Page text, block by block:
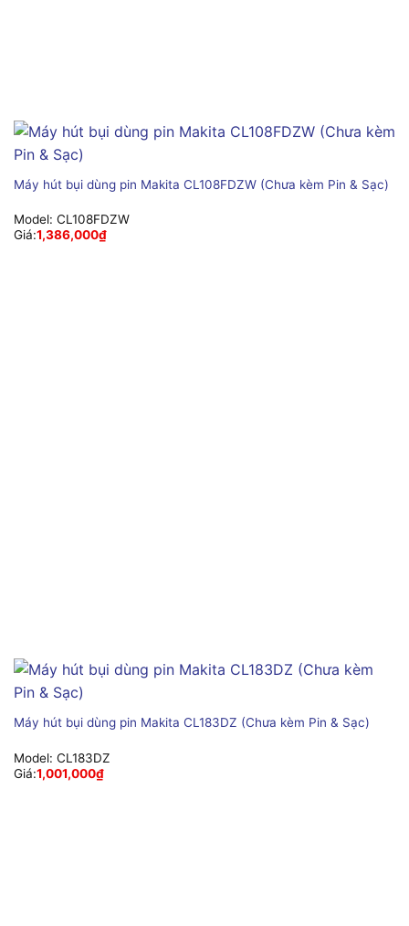
Máy hút bụi dùng pin Makita CL108FDZW (Chưa kèm Pin & Sạc)
Model: CL108FDZW
Giá:1,386,000₫
Máy hút bụi dùng pin Makita CL183DZ (Chưa kèm Pin & Sạc)
Model: CL183DZ
Giá:1,001,000₫